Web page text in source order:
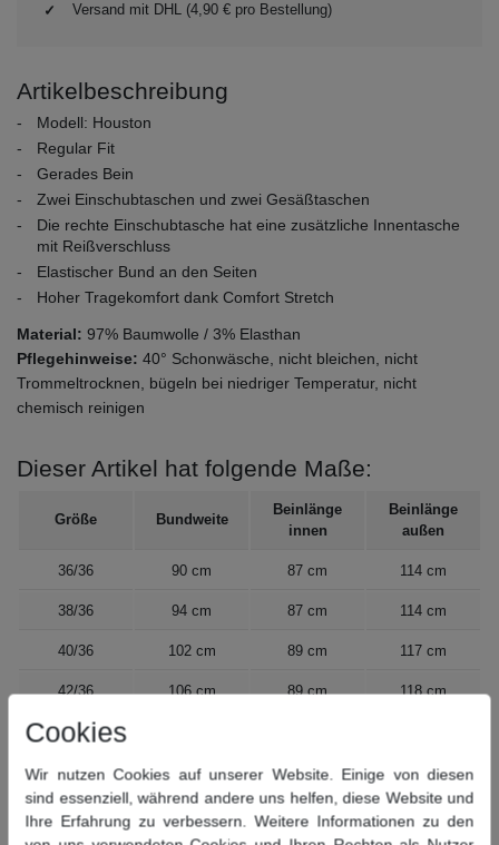
Versand mit DHL (4,90 € pro Bestellung)
Artikelbeschreibung
Modell: Houston
Regular Fit
Gerades Bein
Zwei Einschubtaschen und zwei Gesäßtaschen
Die rechte Einschubtasche hat eine zusätzliche Innentasche
mit Reißverschluss
Elastischer Bund an den Seiten
Hoher Tragekomfort dank Comfort Stretch
Material: 97% Baumwolle / 3% Elasthan
Pflegehinweise: 40° Schonwäsche, nicht bleichen, nicht
Trommeltrocknen, bügeln bei niedriger Temperatur, nicht
chemisch reinigen
Dieser Artikel hat folgende Maße:
Größe Bundweite
Beinlänge
innen
Beinlänge
außen
36/36 90 cm 87 cm 114 cm
38/36 94 cm 87 cm 114 cm
40/36 102 cm 89 cm 117 cm
42/36 106 cm 89 cm 118 cm
34/38 88 cm 93 cm 119 cm
36/38 92 cm 93 cm
Cookies
Wir nutzen Cookies auf unserer Website. Einige von diesen
sind essenziell, während andere uns helfen, diese Website und
Ihre Erfahrung zu verbessern. Weitere Informationen zu den